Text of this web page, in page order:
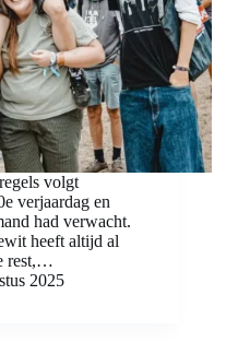
volgt
verjaardag en
had verwacht.
heeft altijd al
rest,…
2025